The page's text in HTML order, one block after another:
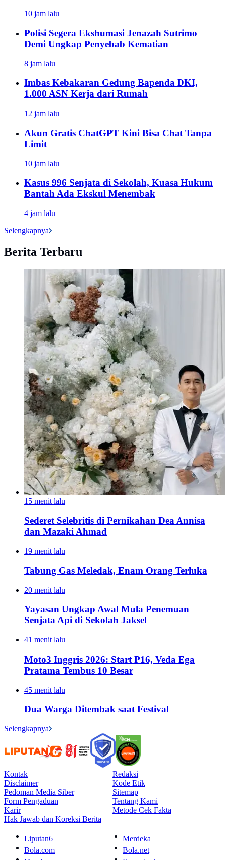
10 jam lalu
Polisi Segera Ekshumasi Jenazah Sutrimo
Demi Ungkap Penyebab Kematian
8 jam lalu
Imbas Kebakaran Gedung Bapenda DKI,
1.000 ASN Kerja dari Rumah
12 jam lalu
Akun Gratis ChatGPT Kini Bisa Chat Tanpa
Limit
10 jam lalu
Kasus 996 Senjata di Sekolah, Kuasa Hukum
Bantah Ada Ekskul Menembak
4 jam lalu
Selengkapnya
Berita Terbaru
15 menit lalu
Sederet Selebritis di Pernikahan Dea Annisa
dan Mazaki Ahmad
19 menit lalu
Tabung Gas Meledak, Enam Orang Terluka
20 menit lalu
Yayasan Ungkap Awal Mula Penemuan
Senjata Api di Sekolah Jaksel
41 menit lalu
Moto3 Inggris 2026: Start P16, Veda Ega
Pratama Tembus 10 Besar
45 menit lalu
Dua Warga Ditembak saat Festival
Selengkapnya
Kontak
Redaksi
Disclaimer
Kode Etik
Pedoman Media Siber
Sitemap
Form Pengaduan
Tentang Kami
Karir
Metode Cek Fakta
Hak Jawab dan Koreksi Berita
Liputan6
Merdeka
Bola.com
Bola.net